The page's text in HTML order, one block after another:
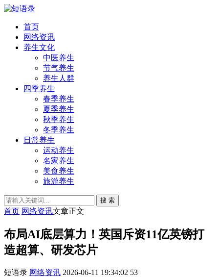
首页
网络资讯
养生文化
中医养生
节气养生
养生人群
四季养生
春季养生
夏季养生
秋季养生
冬季养生
日常养生
运动养生
名家养生
美食养生
旅游养生
搜 索
首页 网络资讯文章正文
布局AI底层算力！英国斥资11亿英镑打
造超算、研发芯片
短语录 网络资讯 2026-06-11 19:34:02 53